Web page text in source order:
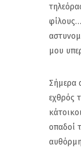
μου
Σήμερα
εχθρός
οπαδοί